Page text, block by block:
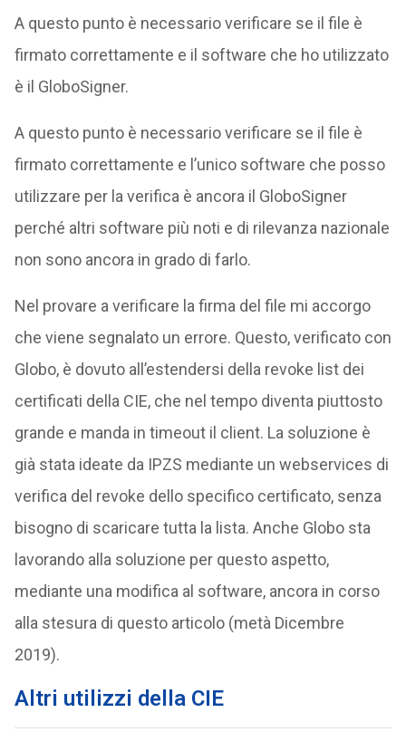
A questo punto è necessario verificare se il file è
firmato correttamente e il software che ho utilizzato
è il GloboSigner.
A questo punto è necessario verificare se il file è
firmato correttamente e l’unico software che posso
utilizzare per la verifica è ancora il GloboSigner
perché altri software più noti e di rilevanza nazionale
non sono ancora in grado di farlo.
Nel provare a verificare la firma del file mi accorgo
che viene segnalato un errore. Questo, verificato con
Globo, è dovuto all’estendersi della revoke list dei
certificati della CIE, che nel tempo diventa piuttosto
grande e manda in timeout il client. La soluzione è
già stata ideate da IPZS mediante un webservices di
verifica del revoke dello specifico certificato, senza
bisogno di scaricare tutta la lista. Anche Globo sta
lavorando alla soluzione per questo aspetto,
mediante una modifica al software, ancora in corso
alla stesura di questo articolo (metà Dicembre
2019).
Altri utilizzi della CIE